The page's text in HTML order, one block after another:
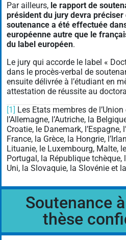
Par ailleurs, le rapport de
président du jury devra préciser
soutenance a été effectuée
européenne autre que le
du label européen.
Le jury qui accorde le label «
dans le procès-verbal de
ensuite délivrée à l’étudiant en
attestation de réussite au
[1] Les Etats membres de
l’Allemagne, l’Autriche, la
Croatie, le Danemark, l’Espagne,
France, la Grèce, la Hongrie,
Lituanie, le Luxembourg, Malte,
Portugal, la République tchèque,
Uni, la Slovaquie, la Slovénie et
Soutenance
thèse